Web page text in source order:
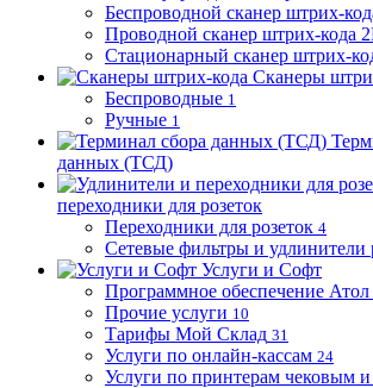
Беспроводной сканер штрих-
Проводной сканер штрих-кода
Стационарный сканер штрих-
Сканеры
Беспроводные 1
Ручные 1
данных (ТСД)
переходники для розеток
Переходники для розеток 4
Сетевые фильтры и удлинители
Услуги и Софт
Программное обеспечение Атол
Прочие услуги 10
Тарифы Мой Склад 31
Услуги по онлайн-кассам 24
Услуги по принтерам чековым и